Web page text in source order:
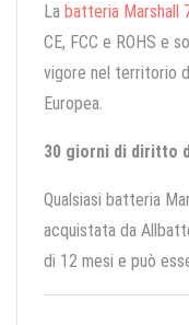
La batteria Marshall
CE, FCC e ROHS e
vigore nel territorio
Europea.
30 giorni di diritto
Qualsiasi batteria
acquistata da
di 12 mesi e può